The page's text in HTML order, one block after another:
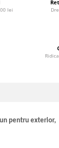
lei
pentru